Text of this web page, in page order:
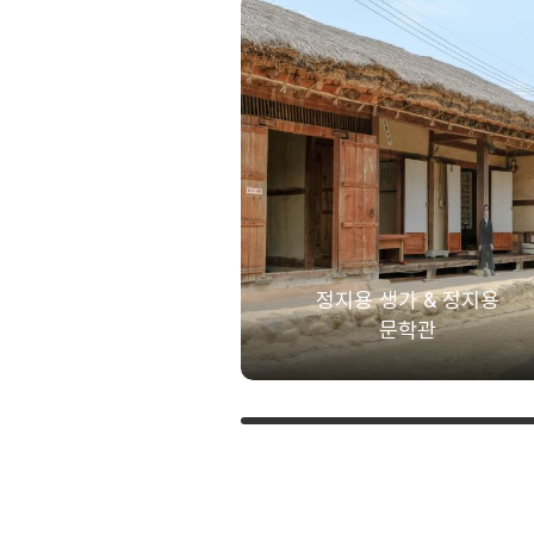
정지용 생가 & 정지용
문학관